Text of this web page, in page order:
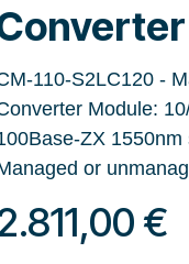
110-S2LC120 -
Module:
ZX
or
€